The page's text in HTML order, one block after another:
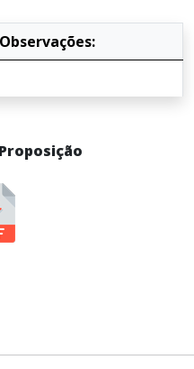
Observações: